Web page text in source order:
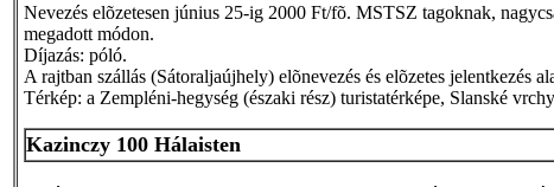
Nevezés elõzetesen június 25-ig 2000 Ft/fõ. MSTSZ tagoknak,
megadott módon.
Díjazás: póló.
A rajtban szállás (Sátoraljaújhely) elõnevezés és elõzetes jelentkezés
Térkép: a Zempléni-hegység (északi rész) turistatérképe, Slanské
Kazinczy 100 Hálaisten